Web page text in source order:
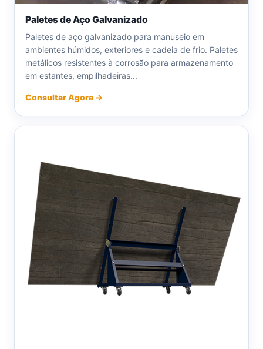
Paletes de Aço Galvanizado
Paletes de aço galvanizado para manuseio em
ambientes húmidos, exteriores e cadeia de frio. Paletes
metálicos resistentes à corrosão para armazenamento
em estantes, empilhadeiras...
Consultar Agora →